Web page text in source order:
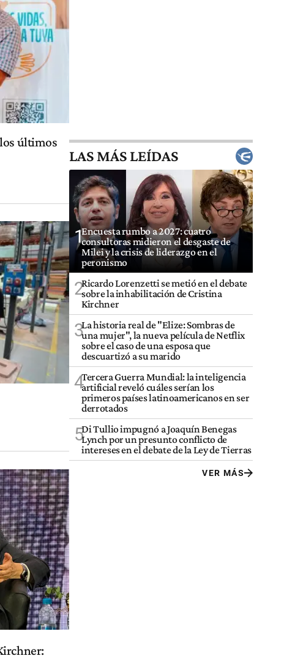
últimos
LAS MÁS LEÍDAS
1Encuesta rumbo a 2027: cuatro
consultoras midieron el desgaste de
Milei y la crisis de liderazgo en el
peronismo
2Ricardo Lorenzetti se metió en el debate
sobre la inhabilitación de Cristina
Kirchner
3La historia real de "Elize: Sombras de
una mujer", la nueva película de Netflix
sobre el caso de una esposa que
descuartizó a su marido
4Tercera Guerra Mundial: la inteligencia
artificial reveló cuáles serían los
primeros países latinoamericanos en ser
derrotados
5Di Tullio impugnó a Joaquín Benegas
Lynch por un presunto conflicto de
intereses en el debate de la Ley de Tierras
VER MÁS